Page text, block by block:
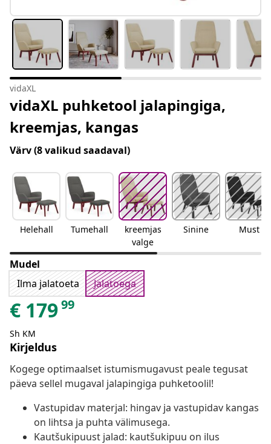
vidaXL
vidaXL puhketool jalapingiga,
kreemjas, kangas
Värv(8 valikud saadaval)
Helehall Tumehall
kreemjas
valge
Sinine Must
Mudel
Ilma jalatoeta
Jalatoega
€ 17999
Sh KM
Kirjeldus
Kogege optimaalset istumismugavust peale tegusat
päeva sellel mugaval jalapingiga puhketoolil!
Vastupidav materjal: hingav ja vastupidav kangas
on lihtsa ja puhta välimusega.
Kautšukipuust jalad: kautšukipuu on ilus